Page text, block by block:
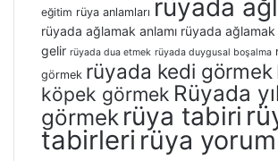
eğitim rüya anlamları rüyada
rüyada ağlamak anlamı rüyada ağlamak
gelir rüyada dua etmek rüyada duygusal boşalma
görmek rüyada kedi görmek
köpek görmek Rüyada
görmek rüya tabiri
tabirleri rüya